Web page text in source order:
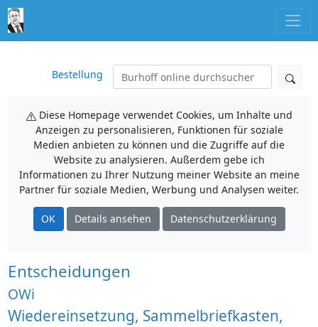
Bestellung
Diese Homepage verwendet Cookies, um Inhalte und
Anzeigen zu personalisieren, Funktionen für soziale
Medien anbieten zu können und die Zugriffe auf die
Website zu analysieren. Außerdem gebe ich
Informationen zu Ihrer Nutzung meiner Website an meine
Partner für soziale Medien, Werbung und Analysen weiter.
OK Details ansehen Datenschutzerklärung
Entscheidungen
OWi
Wiedereinsetzung, Sammelbriefkasten,